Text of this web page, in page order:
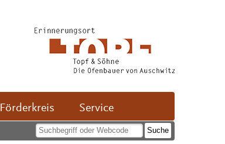
Förderkreis Service